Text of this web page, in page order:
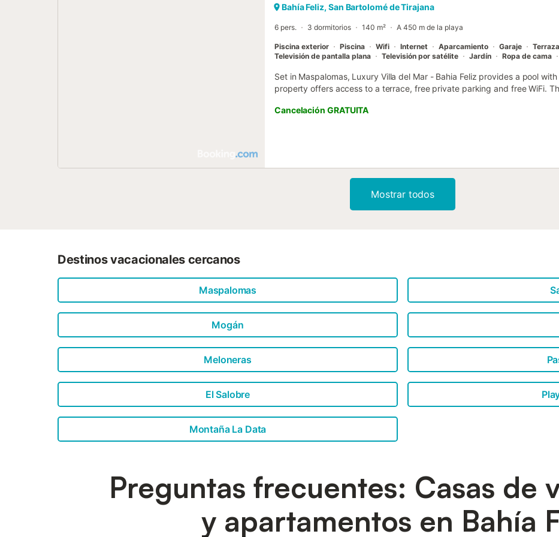
a solo 200 m....
Bahía Feliz, San Bartolomé de Tirajana
6 pers. 3 dormitorios 140 m² A 450 m de la playa
Piscina exterior Piscina Wifi Internet Aparcamiento Garaje Terraza
Televisión de pantalla plana
Televisión por satélite Jardín Ropa de cama
Set in Maspalomas, Luxury Villa del Mar - Bahia Feliz provides a pool
property offers access to a terrace, free private parking and free WiFi.
Cancelación GRATUITA
Mostrar todos
Destinos vacacionales cercanos
Maspalomas
Mogán
Meloneras
El Salobre
Montaña La Data
Preguntas frecuentes: Casas de
y apartamentos en Bahía